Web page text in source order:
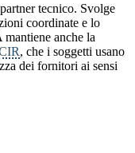
tecnico. Svolge
coordinate e lo
anche la
, che i soggetti usano
dei fornitori ai sensi